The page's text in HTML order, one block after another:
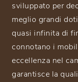
sviluppato per
meglio grandi
quasi infinita di
connotano i
eccellenza nel
garantisce la